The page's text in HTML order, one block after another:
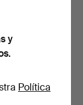
y
Política